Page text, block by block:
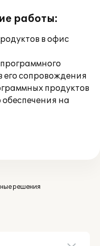
работы:
в офис
его сопровождения
продуктов
на
решения